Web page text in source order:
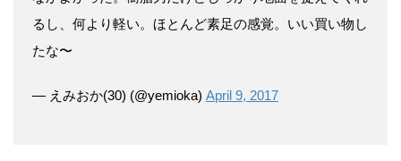
るし、何より軽い。ほとんど素足の感覚。いい買い物し
たな〜
— えみおか(30) (@yemioka) April 9, 2017